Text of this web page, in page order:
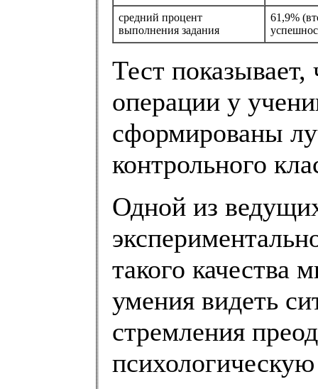
средний процент
выполнения задания
61,9%
Тест
операции у
сформированы
контрольного
Одной из
такого качества
умения видеть
стремления